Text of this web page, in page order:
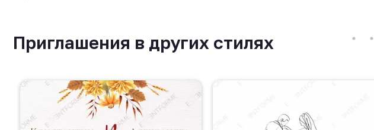
Приглашения в других стилях